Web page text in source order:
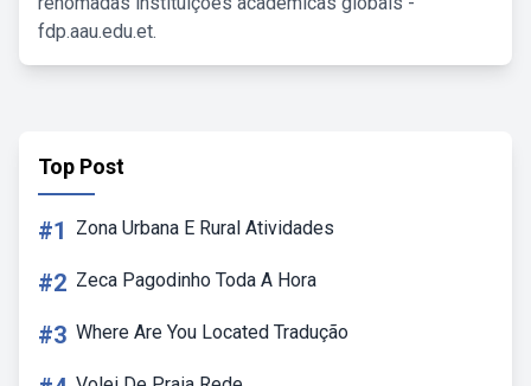
fdp.aau.edu.et.
Top Post
#1 Zona Urbana E Rural Atividades
#2 Zeca Pagodinho Toda A Hora
#3 Where Are You Located Tradução